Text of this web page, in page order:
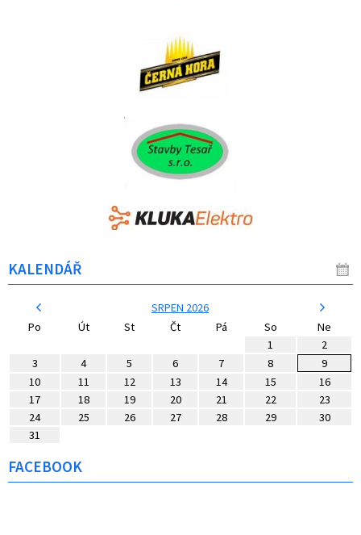
KALENDÁŘ
SRPEN 2026
Po
Út St Čt Pá So
Ne
1
2
3
4 5 6 7 8
9
10
11 12 13 14 15
16
17
18 19 20 21 22
23
24
25 26 27 28 29
30
31
FACEBOOK